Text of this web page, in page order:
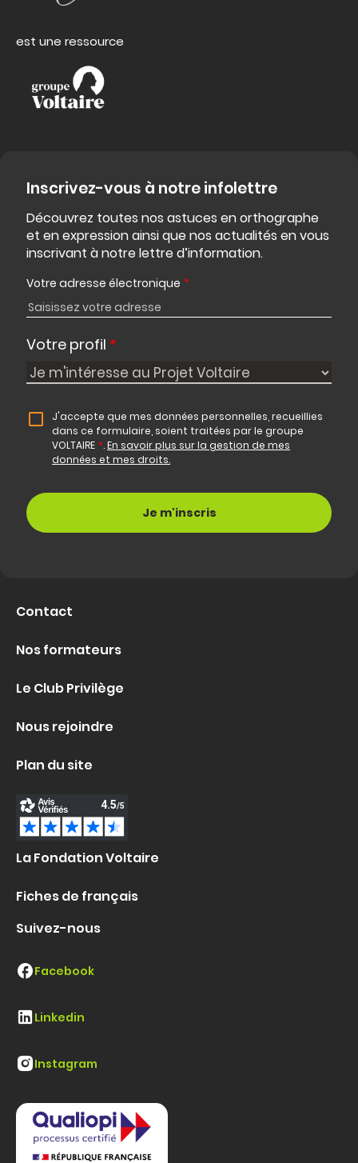
est une ressource
Inscrivez-vous à notre infolettre
Découvrez toutes nos astuces en orthographe
et en expression ainsi que nos actualités en vous
inscrivant à notre lettre d’information.
Votre adresse électronique *
Votre profil *
J'accepte que mes données personnelles, recueillies
dans ce formulaire, soient traitées par le groupe
VOLTAIRE *.En savoir plus sur la gestion de mes
données et mes droits.
Contact
Nos formateurs
Le Club Privilège
Nous rejoindre
Plan du site
La Fondation Voltaire
Fiches de français
Suivez-nous
Facebook
Linkedin
Instagram